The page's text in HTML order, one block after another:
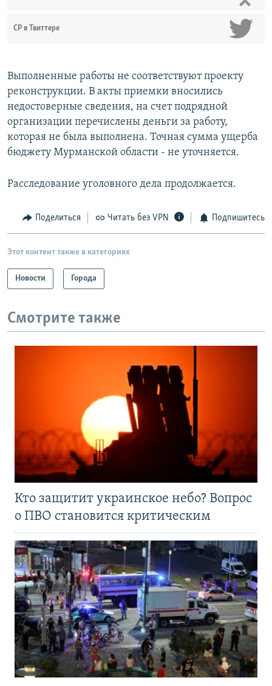
СР в Твиттере
Выполненные работы не соответствуют проекту
реконструкции. В акты приемки вносились
недостоверные сведения, на счет подрядной
организации перечислены деньги за работу,
которая не была выполнена. Точная сумма ущерба
бюджету Мурманской области - не уточняется.
Расследование уголовного дела продолжается.
Поделиться Читать без VPN Подпишитесь
Этот контент также в категориях
Новости Города
Смотрите также
Кто защитит украинское небо? Вопрос
о ПВО становится критическим